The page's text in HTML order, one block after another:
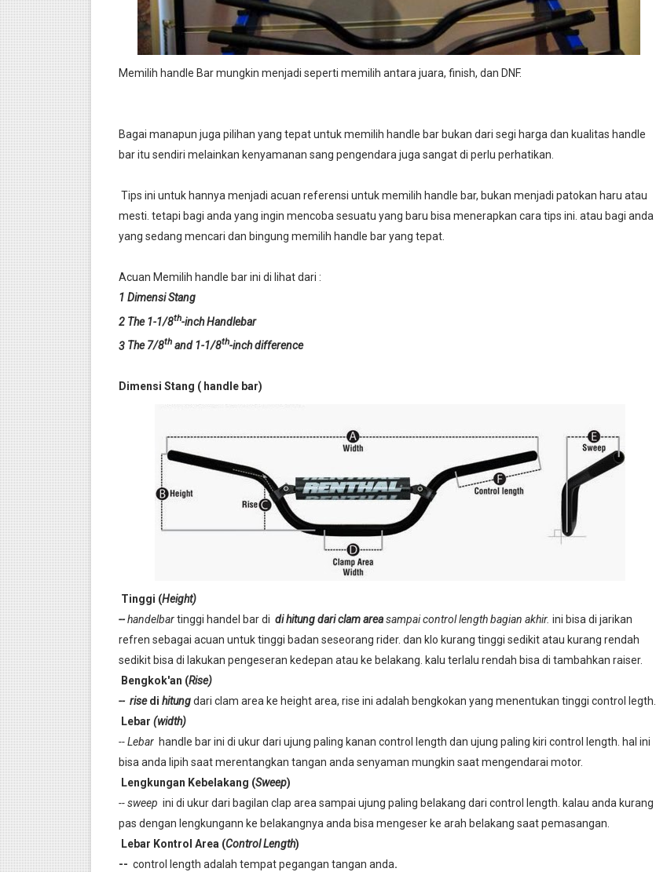
Memilih handle Bar mungkin menjadi seperti memilih antara juara, finish, dan DNF.
Bagai manapun juga pilihan yang tepat untuk memilih handle bar bukan dari segi harga dan kualitas handle
bar itu sendiri melainkan kenyamanan sang pengendara juga sangat di perlu perhatikan.
Tips ini untuk hannya menjadi acuan referensi untuk memilih handle bar, bukan menjadi patokan haru atau
mesti. tetapi bagi anda yang ingin mencoba sesuatu yang baru bisa menerapkan cara tips ini. atau bagi anda
yang sedang mencari dan bingung memilih handle bar yang tepat.
Acuan Memilih handle bar ini di lihat dari :
1 Dimensi Stang
2 The 1-1/8th-inch Handlebar
3 The 7/8thand 1-1/8th-inch difference
Dimensi Stang ( handle bar)
Tinggi (Height)
--handelbartinggi handel bar di di hitung dari clam areasampai control length bagian akhir. ini bisa di jarikan
refren sebagai acuan untuk tinggi badan seseorang rider. dan klo kurang tinggi sedikit atau kurang rendah
sedikit bisa di lakukan pengeseran kedepan atau ke belakang. kalu terlalu rendah bisa di tambahkan raiser.
Bengkok'an (Rise)
-- risedi hitungdari clam area ke height area, rise ini adalah bengkokan yang menentukan tinggi control legth.
Lebar (width)
-- Lebar handle bar ini di ukur dari ujung paling kanan control length dan ujung paling kiri control length. hal ini
bisa anda lipih saat merentangkan tangan anda senyaman mungkin saat mengendarai motor.
Lengkungan Kebelakang (Sweep)
-- sweep ini di ukur dari bagilan clap area sampai ujung paling belakang dari control length. kalau anda kurang
pas dengan lengkungann ke belakangnya anda bisa mengeser ke arah belakang saat pemasangan.
Lebar Kontrol Area (Control Length)
-- control length adalah tempat pegangan tangan anda.